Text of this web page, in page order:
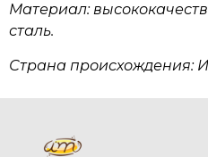
Материал:
сталь.
Страна происхождения: